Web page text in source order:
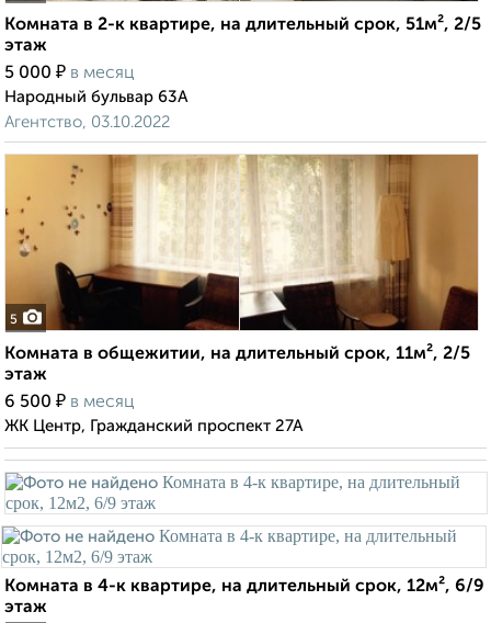
Комната в 2-к квартире, на длительный срок, 51м², 2/5
этаж
5 000 ₽ в месяц
Народный бульвар 63А
Агентство, 03.10.2022
5
Комната в общежитии, на длительный срок, 11м², 2/5
этаж
6 500 ₽ в месяц
ЖК Центр, Гражданский проспект 27А
Комната в 4-к квартире, на длительный срок, 12м², 6/9
этаж